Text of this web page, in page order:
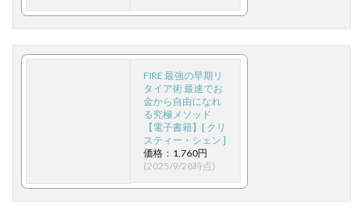
FIRE 最強の早期リ
タイア術 最速でお
金から自由になれ
る究極メソッド
【電子書籍】[ クリ
スティー・シェン ]
価格：1,760円
(2025/9/28時点)